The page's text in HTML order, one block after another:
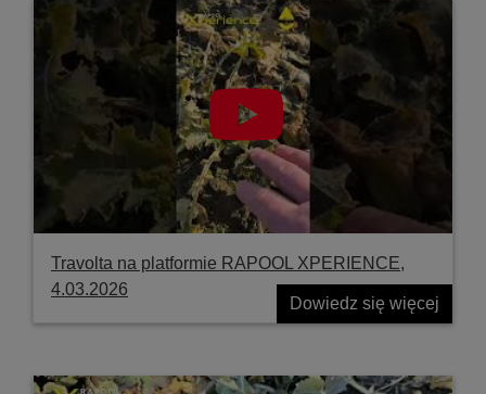
Travolta na platformie RAPOOL XPERIENCE,
4.03.2026
Dowiedz się więcej